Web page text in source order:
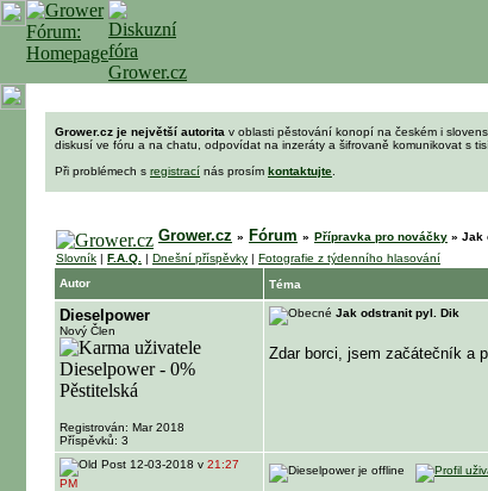
Grower.cz je největší autorita v oblasti pěstování konopí na českém i
diskusí ve fóru a na chatu, odpovídat na inzeráty a šifrovaně komunikovat s
Při problémech s registrací nás prosím kontaktujte
Grower.cz » Fórum » Přípravka pro nováčky » Jak
Slovník | F.A.Q. | Dnešní příspěvky | Fotografie z týdenního hlasování
Autor
Téma
Dieselpower
Nový Člen
Registrován: Mar 2018
Příspěvků: 3
Jak odstranit pyl. Dik
Zdar borci, jsem začátečník a
12-03-2018 v 21:27
PM